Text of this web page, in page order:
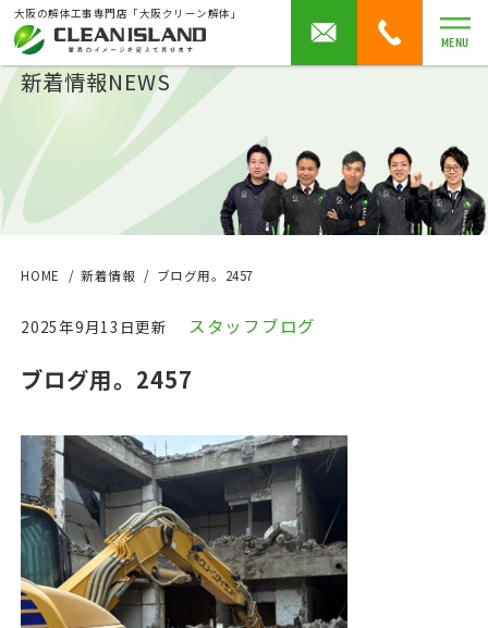
大阪の解体工事専門店「大阪クリーン解体」
MENU
新着情報NEWS
HOME 新着情報 ブログ用。2457
2025年9月13日更新 スタッフブログ
ブログ用。2457